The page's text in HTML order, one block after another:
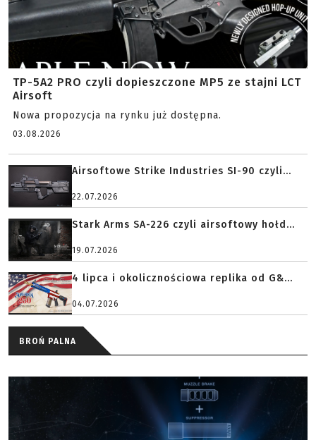
TP-5A2 PRO czyli dopieszczone MP5 ze stajni LCT
Airsoft
Nowa propozycja na rynku już dostępna.
03.08.2026
Airsoftowe Strike Industries SI-90 czyli...
22.07.2026
Stark Arms SA-226 czyli airsoftowy hołd...
19.07.2026
4 lipca i okolicznościowa replika od G&...
04.07.2026
BROŃ PALNA